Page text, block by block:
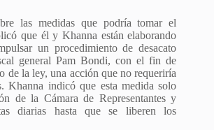
las medidas que podría tomar el
que él y Khanna están elaborando
un procedimiento de desacato
general Pam Bondi, con el fin de
de la ley, una acción que no requeriría
Khanna indicó que esta medida solo
de la Cámara de Representantes y
diarias hasta que se liberen los